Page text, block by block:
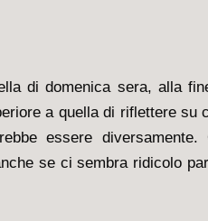
di domenica sera, alla
a quella di riflettere su
essere diversamente.
se ci sembra ridicolo